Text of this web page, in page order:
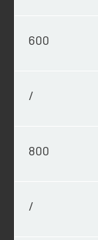
600
/
800
/